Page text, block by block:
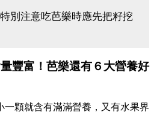
別注意吃芭樂時應先把籽挖
豐富！芭樂還有６大營養好
一顆就含有滿滿營養，又有水果界